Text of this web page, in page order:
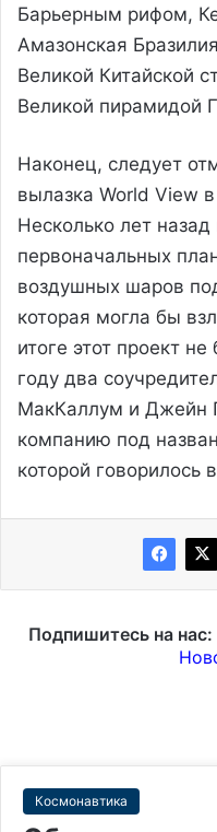
Барьерным рифом,
Амазонская
Великой Китайской
Великой пирамидой
Наконец, следует
вылазка World View
Несколько лет
первоначальных
воздушных шаров
которая могла бы
итоге этот проект
году два
МакКаллум и Джейн
компанию под
которой говорилось
Подпишитесь на нас: